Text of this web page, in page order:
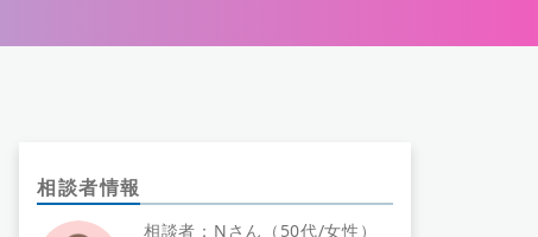
相談者情報
相談者：Nさん（50代/女性）